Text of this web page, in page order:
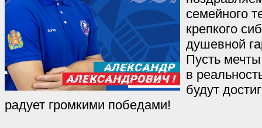
семейного
крепкого
душевной
Пусть
в
будут
радует громкими победами!